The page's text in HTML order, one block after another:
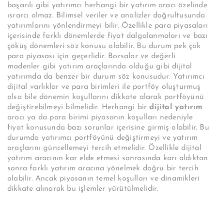
başarılı gibi yatırımcı herhangi bir yatırım aracı özelinde
ısrarcı olmaz. Bilimsel veriler ve analizler doğrultusunda
yatırımlarını yönlendirmeyi bilir. Özellikle para piyasaları
içerisinde farklı dönemlerde fiyat dalgalanmaları ve bazı
çöküş dönemleri söz konusu olabilir. Bu durum pek çok
para piyasası için geçerlidir. Borsalar ve değerli
madenler gibi yatırım araçlarında olduğu gibi dijital
yatırımda da benzer bir durum söz konusudur. Yatırımcı
dijital varlıklar ve para birimleri ile portföy oluşturmuş
olsa bile dönemin koşullarını dikkate alarak portföyünü
değiştirebilmeyi bilmelidir. Herhangi birdijital yatırım
aracı ya da para birimi piyasanın koşulları nedeniyle
fiyat konusunda bazı sorunlar içerisine girmiş olabilir. Bu
durumda yatırımcı portföyünü değiştirmeyi ve yatırım
araçlarını güncellemeyi tercih etmelidir. Özellikle dijital
yatırım aracının kar elde etmesi sonrasında karı aldıktan
sonra farklı yatırım aracına yönelmek doğru bir tercih
olabilir. Ancak piyasanın temel koşulları ve dinamikleri
dikkate alınarak bu işlemler yürütülmelidir.